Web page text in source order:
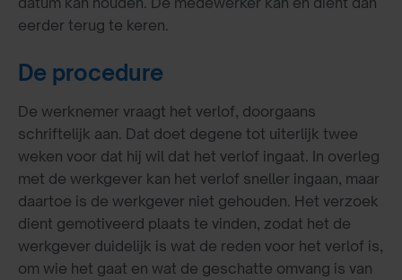
eerder terug te keren.
De procedure
De werknemer vraagt het verlof, doorgaans
schriftelijk aan. Dat doet degene tot uiterlijk twee
weken voor dat hij wil dat het verlof ingaat. In overleg
met de werkgever kan het verlof sneller ingaan, maar
daartoe is de werkgever niet gehouden. Het verzoek
dient gemotiveerd plaats te vinden, zodat het de
werkgever duidelijk is wat de reden voor het verlof is,
om wie het gaat en wat de geschatte omvang is van